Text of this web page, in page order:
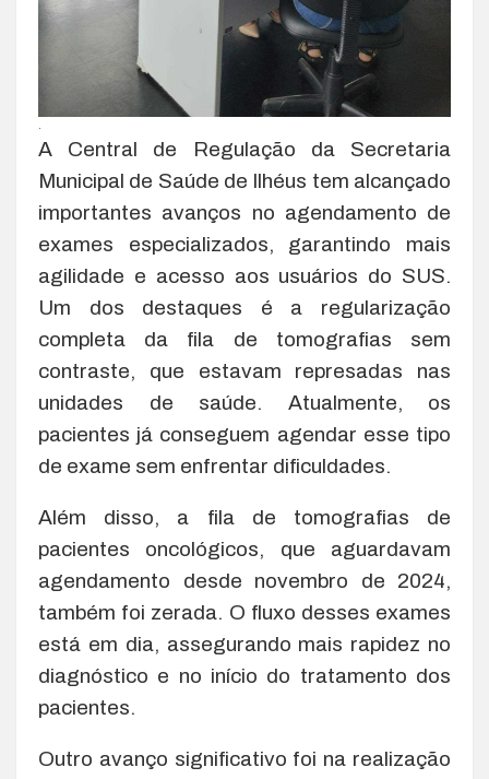
A Central de Regulação da Secretaria
Municipal de Saúde de Ilhéus tem alcançado
importantes avanços no agendamento de
exames especializados, garantindo mais
agilidade e acesso aos usuários do SUS.
Um dos destaques é a regularização
completa da fila de tomografias sem
contraste, que estavam represadas nas
unidades de saúde. Atualmente, os
pacientes já conseguem agendar esse tipo
de exame sem enfrentar dificuldades.
Além disso, a fila de tomografias de
pacientes oncológicos, que aguardavam
agendamento desde novembro de 2024,
também foi zerada. O fluxo desses exames
está em dia, assegurando mais rapidez no
diagnóstico e no início do tratamento dos
pacientes.
Outro avanço significativo foi na realização